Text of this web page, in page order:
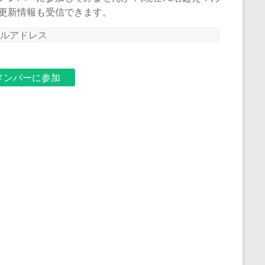
新情報も受信できます。